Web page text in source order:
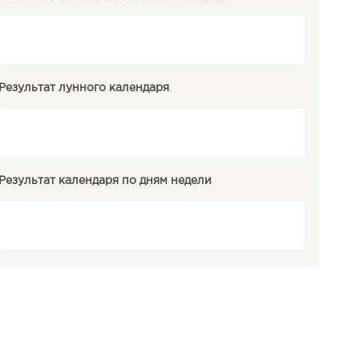
Результат лунного календаря
Результат календаря по дням недели